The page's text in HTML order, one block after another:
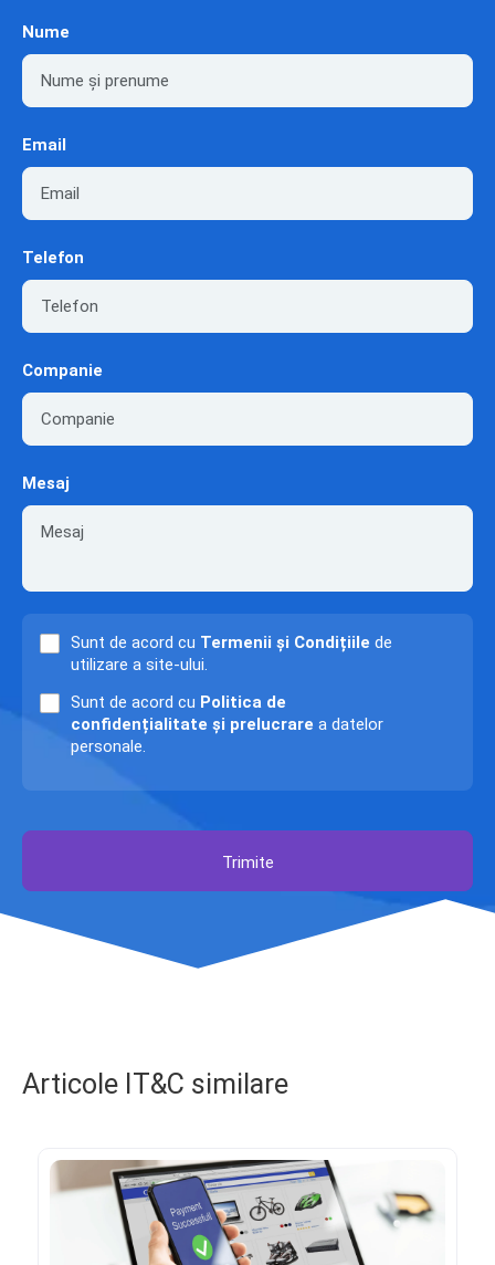
Nume
Email
Telefon
Companie
Mesaj
Sunt de acord cu Termenii și Condițiile de
utilizare a site-ului.
Sunt de acord cu Politica de
confidențialitate și prelucrare a datelor
personale.
Trimite
Articole IT&C similare